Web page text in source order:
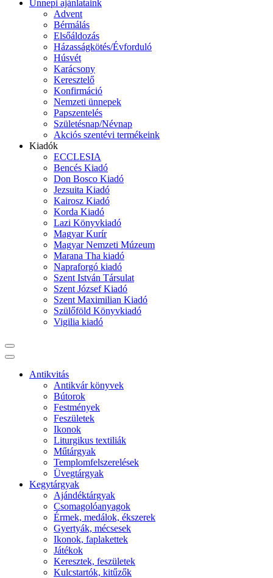
Ünnepi ajánlataink
Advent
Bérmálás
Elsőáldozás
Házasságkötés/Évforduló
Húsvét
Karácsony
Keresztelő
Konfirmáció
Nemzeti ünnepek
Papszentelés
Születésnap/Névnap
Akciós szentévi termékeink
Kiadók
ECCLESIA
Bencés Kiadó
Don Bosco Kiadó
Jezsuita Kiadó
Kairosz Kiadó
Korda Kiadó
Lazi Könyvkiadó
Magyar Kurír
Magyar Nemzeti Múzeum
Marana Tha kiadó
Napraforgó kiadó
Szent István Társulat
Szent József Kiadó
Szent Maximilian Kiadó
Szülőföld Könyvkiadó
Vigilia kiadó
Antikvitás
Antikvár könyvek
Bútorok
Festmények
Feszületek
Ikonok
Liturgikus textiliák
Műtárgyak
Templomfelszerelések
Üvegtárgyak
Kegytárgyak
Ajándéktárgyak
Csomagolóanyagok
Érmek, medálok, ékszerek
Gyertyák, mécsesek
Ikonok, faplakettek
Játékok
Keresztek, feszületek
Kulcstartók, kitűzők